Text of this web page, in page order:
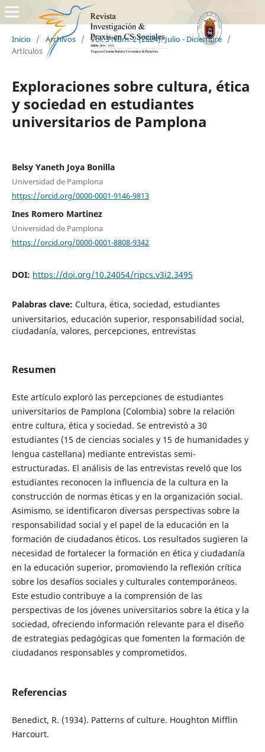
Inicio / Archivos / Vol. 3 Núm. 2 (2024): Julio - Diciembre /
Artículos
Exploraciones sobre cultura, ética
y sociedad en estudiantes
universitarios de Pamplona
Belsy Yaneth Joya Bonilla
Universidad de Pamplona
https://orcid.org/0000-0001-9146-9813
Ines Romero Martinez
Universidad de Pamplona
https://orcid.org/0000-0001-8808-9342
DOI: https://doi.org/10.24054/ripcs.v3i2.3495
Palabras clave: Cultura, ética, sociedad, estudiantes
universitarios, educación superior, responsabilidad social,
ciudadanía, valores, percepciones, entrevistas
Resumen
Este artículo exploró las percepciones de estudiantes
universitarios de Pamplona (Colombia) sobre la relación
entre cultura, ética y sociedad. Se entrevistó a 30
estudiantes (15 de ciencias sociales y 15 de humanidades y
lengua castellana) mediante entrevistas semi-
estructuradas. El análisis de las entrevistas reveló que los
estudiantes reconocen la influencia de la cultura en la
construcción de normas éticas y en la organización social.
Asimismo, se identificaron diversas perspectivas sobre la
responsabilidad social y el papel de la educación en la
formación de ciudadanos éticos. Los resultados sugieren la
necesidad de fortalecer la formación en ética y ciudadanía
en la educación superior, promoviendo la reflexión crítica
sobre los desafíos sociales y culturales contemporáneos.
Este estudio contribuye a la comprensión de las
perspectivas de los jóvenes universitarios sobre la ética y la
sociedad, ofreciendo información relevante para el diseño
de estrategias pedagógicas que fomenten la formación de
ciudadanos responsables y comprometidos.
Referencias
Benedict, R. (1934). Patterns of culture. Houghton Mifflin
Harcourt.